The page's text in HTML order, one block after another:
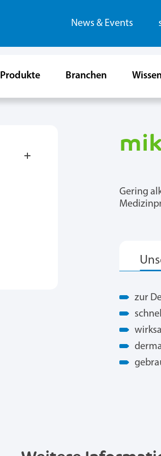
News & Events
Produkte Branchen
Gering
zur